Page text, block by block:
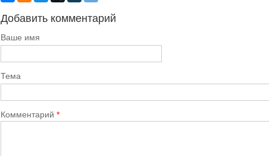
Добавить комментарий
Ваше имя
Тема
Комментарий*